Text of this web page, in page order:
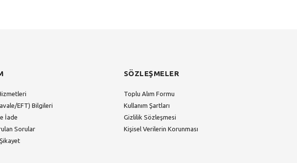
EFT) Bilgileri
İade
Sorular
SÖZLEŞMELER
Toplu Alım Formu
Kullanım Şartları
Gizlilik Sözleşmesi
Kişisel Verilerin Korunması